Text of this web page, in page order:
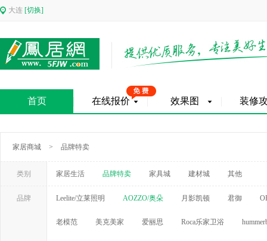
大连 [切换]
首页 在线报价 效果图 装修
家居商城 > 品牌特卖
类别 家居生活 品牌特卖 家具城 建材城 其他
品牌 Leelite/立莱照明 AOZZO/奥朵 月影凯顿 君御
老模范 美克美家 爱丽思 Roca乐家卫浴